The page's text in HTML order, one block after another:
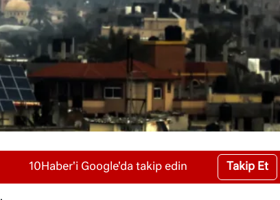
10Haber'i Google'da takip edin Takip Et